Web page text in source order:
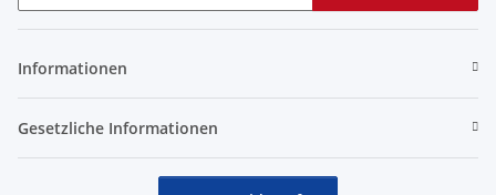
Informationen
Gesetzliche Informationen